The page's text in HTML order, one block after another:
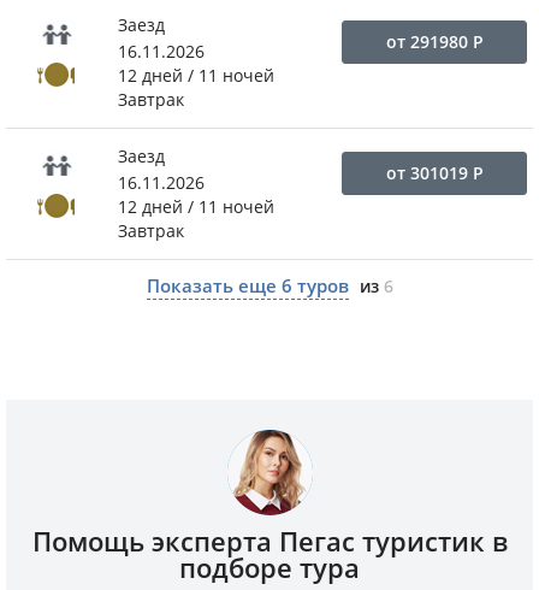
Заезд
16.11.2026
12 дней / 11 ночей
Завтрак
от 291980Р
Заезд
16.11.2026
12 дней / 11 ночей
Завтрак
от 301019Р
Показать еще 6 туров из 6
Помощь эксперта Пегас туристик в
подборе тура